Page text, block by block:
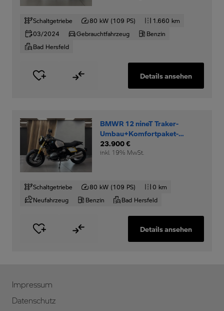
Schaltgetriebe 80 kW (109 PS)
1.660 km
03/2024
Gebrauchtfahrzeug
Benzin
Bad Hersfeld
Details ansehen
BMWR 12 nineT Traker-
Umbau+Komfortpaket-
Option-719-Rad+
23.900 €
inkl. 19% MwSt.
Schaltgetriebe 80 kW (109 PS)
0 km
Neufahrzeug
Benzin Bad Hersfeld
Details ansehen
Impressum
Datenschutz